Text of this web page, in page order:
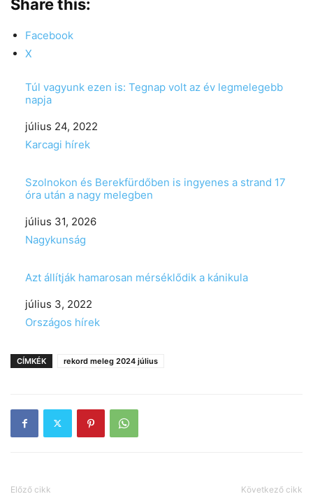
Share this:
Facebook
X
Túl vagyunk ezen is: Tegnap volt az év legmelegebb
napja
Date
július 24, 2022
In relation to
Karcagi hírek
Szolnokon és Berekfürdőben is ingyenes a strand 17
óra után a nagy melegben
Date
július 31, 2026
In relation to
Nagykunság
Azt állítják hamarosan mérséklődik a kánikula
Date
július 3, 2022
In relation to
Országos hírek
CÍMKÉK rekord meleg 2024 július
Előző cikk Következő cikk